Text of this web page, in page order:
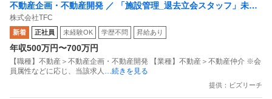
不動産企画・不動産開発 ／ 「施設管理_退去立会スタッフ」未経
験歓迎／直行直帰可／10時始業／年休120日以上／18期連続黒字
株式会社TFC
新着 正社員 未経験OK 学歴不問 昇給あり
年収500万円〜700万円
【職種】不動産＞不動産企画・不動産開発 【業種】不動産＞不動産仲介 ※会
員属性などに応じ、当該求人 …続きを見る
提供：ビズリーチ